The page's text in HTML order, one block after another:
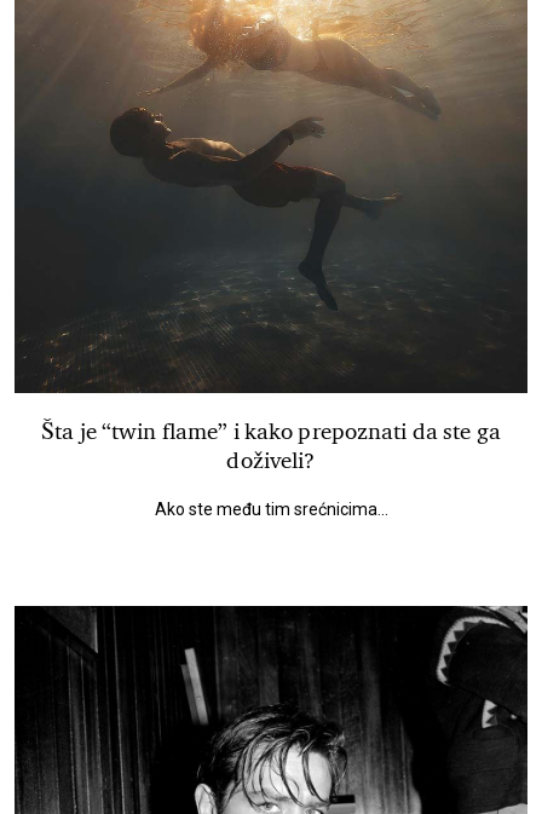
Šta je “twin flame” i kako prepoznati da ste ga
doživeli?
Ako ste među tim srećnicima...